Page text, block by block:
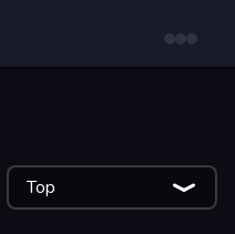
Top